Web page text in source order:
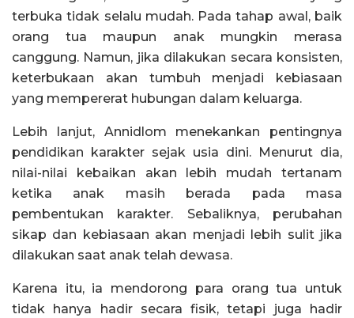
terbuka tidak selalu mudah. Pada tahap awal, baik
orang tua maupun anak mungkin merasa
canggung. Namun, jika dilakukan secara konsisten,
keterbukaan akan tumbuh menjadi kebiasaan
yang mempererat hubungan dalam keluarga.
Lebih lanjut, Annidlom menekankan pentingnya
pendidikan karakter sejak usia dini. Menurut dia,
nilai-nilai kebaikan akan lebih mudah tertanam
ketika anak masih berada pada masa
pembentukan karakter. Sebaliknya, perubahan
sikap dan kebiasaan akan menjadi lebih sulit jika
dilakukan saat anak telah dewasa.
Karena itu, ia mendorong para orang tua untuk
tidak hanya hadir secara fisik, tetapi juga hadir